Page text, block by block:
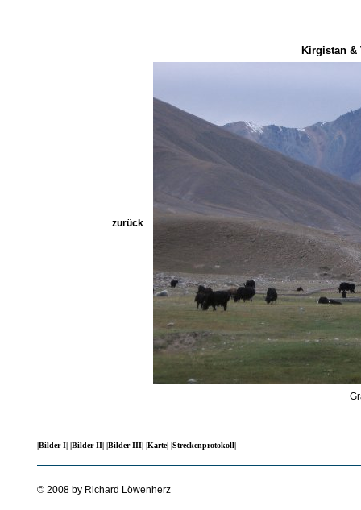
Kirgistan &
zurück
|Bilder I| |Bilder II| |Bilder III| |Karte| |Streckenprotokoll|
© 2008 by Richard Löwenherz